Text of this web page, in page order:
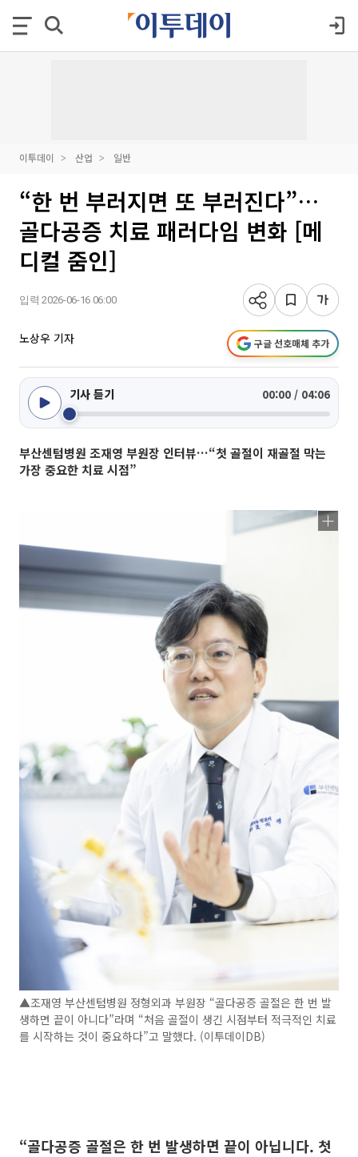
이투데이 산업 일반
“한 번 부러지면 또 부러진다”…
골다공증 치료 패러다임 변화 [메
디컬 줌인]
입력 2026-06-16 06:00
노상우 기자 구글 선호매체 추가
기사 듣기 00:00 / 04:06
부산센텀병원 조재영 부원장 인터뷰…“첫 골절이 재골절 막는
가장 중요한 치료 시점”
▲조재영 부산센텀병원 정형외과 부원장 “골다공증 골절은 한 번 발
생하면 끝이 아니다”라며 “처음 골절이 생긴 시점부터 적극적인 치료
를 시작하는 것이 중요하다”고 말했다. (이투데이DB)
“골다공증 골절은 한 번 발생하면 끝이 아닙니다. 첫